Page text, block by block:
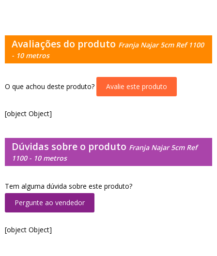
Avaliações do produto Franja Najar 5cm Ref 1100
- 10 metros
O que achou deste produto? Avalie este produto
[object Object]
Dúvidas sobre o produto Franja Najar 5cm Ref
1100 - 10 metros
Tem alguma dúvida sobre este produto?
Pergunte ao vendedor
[object Object]